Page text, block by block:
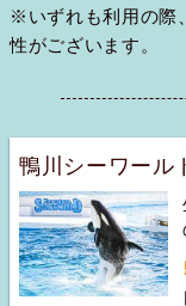
※いずれも利用の際
性がございます。
鴨川シーワール